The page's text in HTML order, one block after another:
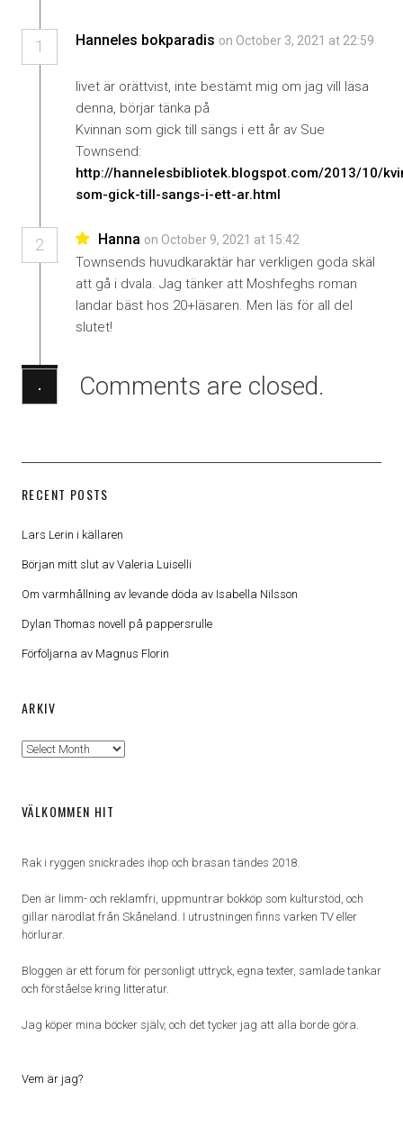
1 Hanneles bokparadis on October 3, 2021 at 22:59
livet är orättvist, inte bestämt mig om jag vill läsa
denna, börjar tänka på
Kvinnan som gick till sängs i ett år av Sue
Townsend:
http://hannelesbibliotek.blogspot.com/2013/10/
som-gick-till-sangs-i-ett-ar.html
2 Hanna on October 9, 2021 at 15:42
Townsends huvudkaraktär har verkligen goda skäl
att gå i dvala. Jag tänker att Moshfeghs roman
landar bäst hos 20+läsaren. Men läs för all del
slutet!
· Comments are closed.
RECENT POSTS
Lars Lerin i källaren
Början mitt slut av Valeria Luiselli
Om varmhållning av levande döda av Isabella Nilsson
Dylan Thomas novell på pappersrulle
Förföljarna av Magnus Florin
ARKIV
Arkiv
VÄLKOMMEN HIT
Rak i ryggen snickrades ihop och brasan tändes 2018.
Den är limm- och reklamfri, uppmuntrar bokköp som kulturstöd, och
gillar närodlat från Skåneland. I utrustningen finns varken TV eller
hörlurar.
Bloggen är ett forum för personligt uttryck, egna texter, samlade tankar
och förståelse kring litteratur.
Jag köper mina böcker själv, och det tycker jag att alla borde göra.
Vem är jag?